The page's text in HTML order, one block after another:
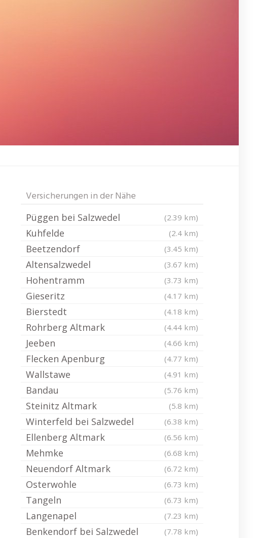
Versicherungen in der Nähe
Püggen bei Salzwedel (2.39 km)
Kuhfelde (2.4 km)
Beetzendorf (3.45 km)
Altensalzwedel (3.67 km)
Hohentramm (3.73 km)
Gieseritz (4.17 km)
Bierstedt (4.18 km)
Rohrberg Altmark (4.44 km)
Jeeben (4.66 km)
Flecken Apenburg (4.77 km)
Wallstawe (4.91 km)
Bandau (5.76 km)
Steinitz Altmark (5.8 km)
Winterfeld bei Salzwedel (6.38 km)
Ellenberg Altmark (6.56 km)
Mehmke (6.68 km)
Neuendorf Altmark (6.72 km)
Osterwohle (6.73 km)
Tangeln (6.73 km)
Langenapel (7.23 km)
Benkendorf bei Salzwedel (7.78 km)